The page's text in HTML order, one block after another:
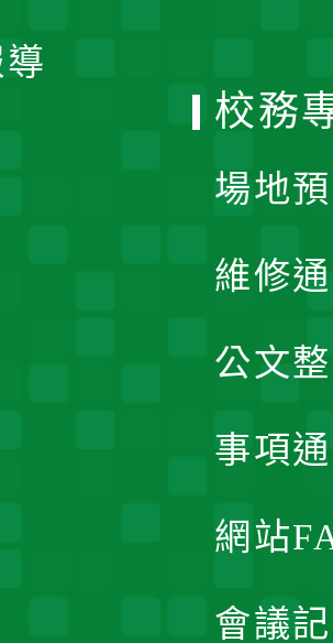
校務
場地
維修
公文
事項
網站
會議